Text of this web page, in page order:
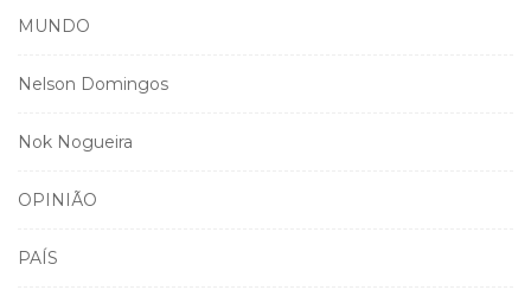
MUNDO
Nelson Domingos
Nok Nogueira
OPINIÃO
PAÍS